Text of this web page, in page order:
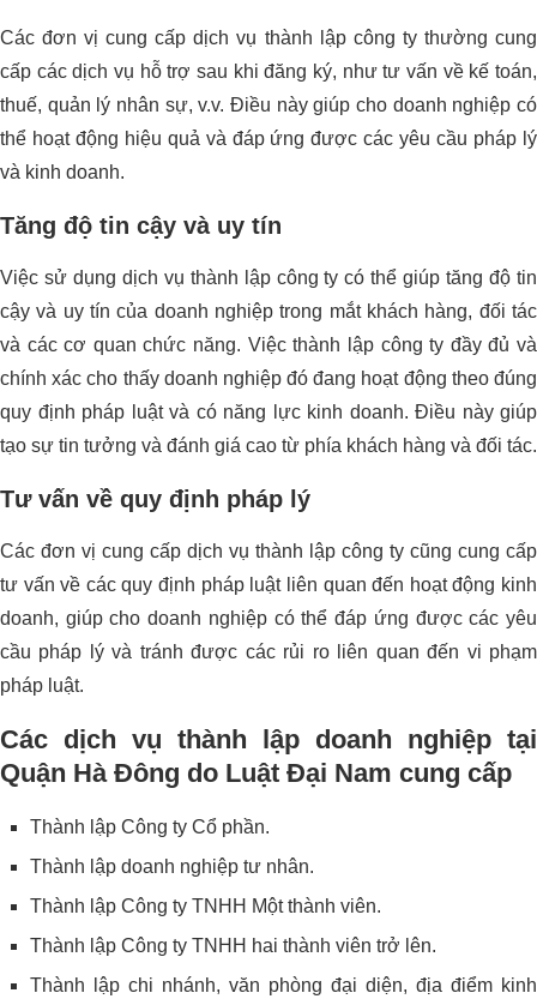
Các đơn vị cung cấp dịch vụ thành lập công ty thường cung
cấp các dịch vụ hỗ trợ sau khi đăng ký, như tư vấn về kế toán,
thuế, quản lý nhân sự, v.v. Điều này giúp cho doanh nghiệp có
thể hoạt động hiệu quả và đáp ứng được các yêu cầu pháp lý
và kinh doanh.
Tăng độ tin cậy và uy tín
Việc sử dụng dịch vụ thành lập công ty có thể giúp tăng độ tin
cậy và uy tín của doanh nghiệp trong mắt khách hàng, đối tác
và các cơ quan chức năng. Việc thành lập công ty đầy đủ và
chính xác cho thấy doanh nghiệp đó đang hoạt động theo đúng
quy định pháp luật và có năng lực kinh doanh. Điều này giúp
tạo sự tin tưởng và đánh giá cao từ phía khách hàng và đối tác.
Tư vấn về quy định pháp lý
Các đơn vị cung cấp dịch vụ thành lập công ty cũng cung cấp
tư vấn về các quy định pháp luật liên quan đến hoạt động kinh
doanh, giúp cho doanh nghiệp có thể đáp ứng được các yêu
cầu pháp lý và tránh được các rủi ro liên quan đến vi phạm
pháp luật.
Các dịch vụ thành lập doanh nghiệp tại
Quận Hà Đông do Luật Đại Nam cung cấp
Thành lập Công ty Cổ phần.
Thành lập doanh nghiệp tư nhân.
Thành lập Công ty TNHH Một thành viên.
Thành lập Công ty TNHH hai thành viên trở lên.
Thành lập chi nhánh, văn phòng đại diện, địa điểm kinh